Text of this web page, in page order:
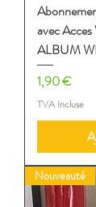
avec
ALBUM
Prix
1,90 €
TVA Incluse
Nouveauté